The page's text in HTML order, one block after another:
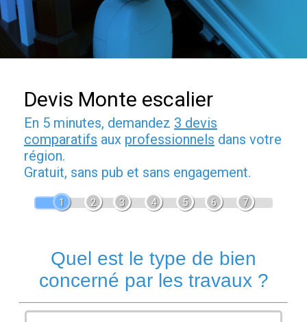
Devis Monte escalier
En 5 minutes, demandez 3 devis
comparatifs aux professionnels dans votre
région.
Gratuit, sans pub et sans engagement.
1 2 3 4 5 6 7
Quel est le type de bien
concerné par les travaux ?